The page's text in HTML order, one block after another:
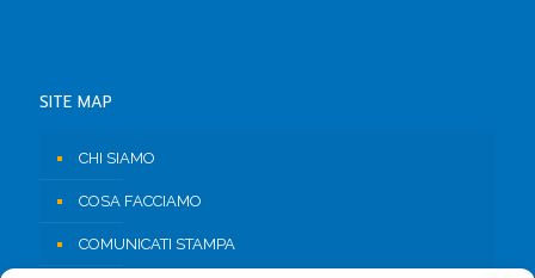
SITE MAP
CHI SIAMO
COSA FACCIAMO
COMUNICATI STAMPA